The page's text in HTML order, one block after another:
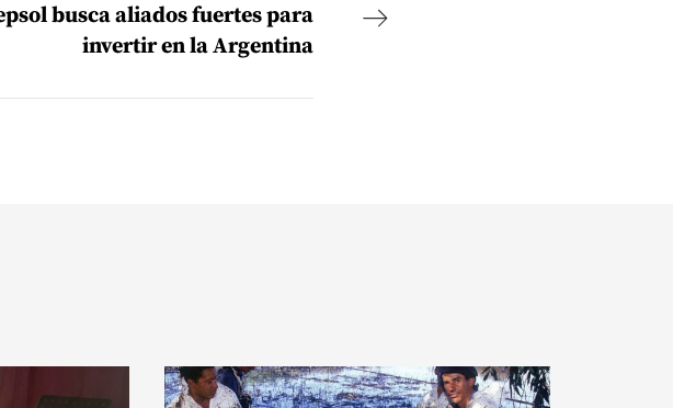
busca aliados fuertes para
invertir en la Argentina